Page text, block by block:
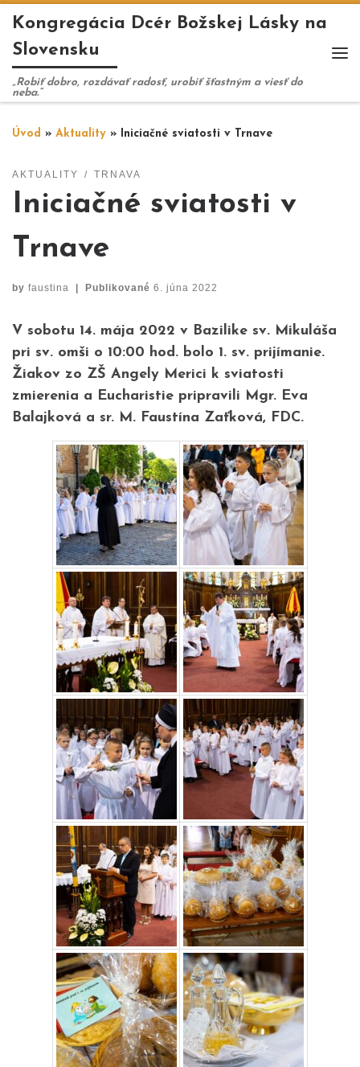
Skip to content
Kongregácia Dcér Božskej Lásky na
Slovensku
„Robiť dobro, rozdávať radosť, urobiť šťastným a viesť do
neba.“
Úvod » Aktuality » Iniciačné sviatosti v Trnave
AKTUALITY TRNAVA
Iniciačné sviatosti v
Trnave
by faustina Publikované 6. júna 2022
V sobotu 14. mája 2022 v Bazilike sv. Mikuláša
pri sv. omši o 10:00 hod. bolo 1. sv. prijímanie.
Žiakov zo ZŠ Angely Merici k sviatosti
zmierenia a Eucharistie pripravili Mgr. Eva
Balajková a sr. M. Faustína Zaťková, FDC.